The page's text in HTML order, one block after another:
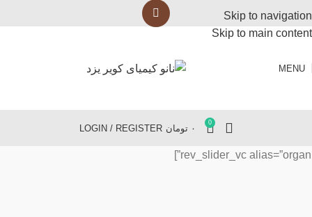
Skip to navigation
Skip to main content
MENU
0
۰ تومان LOGIN / REGISTER